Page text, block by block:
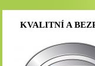
KVALITNÍ A